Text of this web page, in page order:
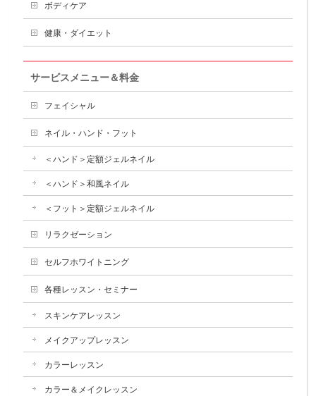
ボディケア
健康・ダイエット
サービスメニュー＆料金
フェイシャル
ネイル・ハンド・フット
＜ハンド＞定額ジェルネイル
＜ハンド＞和風ネイル
＜フット＞定額ジェルネイル
リラクゼーション
セルフホワイトニング
各種レッスン・セミナー
スキンケアレッスン
メイクアップレッスン
カラーレッスン
カラー＆メイクレッスン